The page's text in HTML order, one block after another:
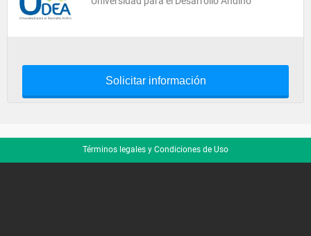
Solicitar información
Términos legales y Condiciones de Uso